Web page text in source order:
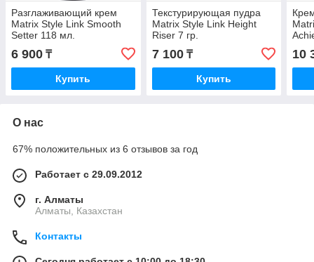
Разглаживающий крем
Matrix Style Link Smooth
Setter 118 мл.
6 900 ₸
Купить
Текстурирующая пудра
Matrix Style Link Height
Riser 7 гр.
7 100₸
Купить
10
О нас
67% положительных из 6 отзывов за год
Работает с 29.09.2012
г. Алматы
Алматы, Казахстан
Контакты